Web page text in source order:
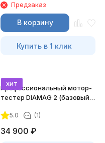
Предзаказ
В корзину
Купить в 1 клик
хит
Профессиональный мотор-
тестер DIAMAG 2 (базовый
5.0 (1)
34 900 ₽